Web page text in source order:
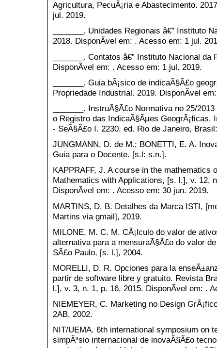
Agricultura, PecuÃ¡ria e Abastecimento.
jul. 2019.
_______. Unidades Regionais â€” Instituto
2018. DisponÃ­vel em: . Acesso em: 1 jul.
_______. Contatos â€” Instituto Nacional
DisponÃ­vel em: . Acesso em: 1 jul. 2019.
_______. Guia bÃ¡sico de indicaÃ§Ã£o
Propriedade Industrial. 2019. DisponÃ­vel
_______. InstruÃ§Ã£o Normativa no 25/
o Registro das IndicaÃ§Ãµes GeogrÃ¡ficas.
- SeÃ§Ã£o I. 2230. ed. Rio de Janeiro,
JUNGMANN, D. de M.; BONETTI, E. A.
Guia para o Docente. [s.l: s.n.].
KAPPRAFF, J. A course in the mathematics
Mathematics with Applications, [s. l.], v. 12,
DisponÃ­vel em: . Acesso em: 30 jun. 2019.
MARTINS, D. B. Detalhes da Marca ISTI,
Martins via gmail], 2019.
MILONE, M. C. M. CÃ¡lculo do valor de
alternativa para a mensuraÃ§Ã£o do valor
SÃ£o Paulo, [s. l.], 2004.
MORELLI, D. R. Opciones para la
partir de software libre y gratuito. Revista
l.], v. 3, n. 1, p. 16, 2015. DisponÃ­vel em: .
NIEMEYER, C. Marketing no Design
2AB, 2002.
NIT/UEMA. 6th international symposium on
simpÃ³sio internacional de inovaÃ§Ã£o